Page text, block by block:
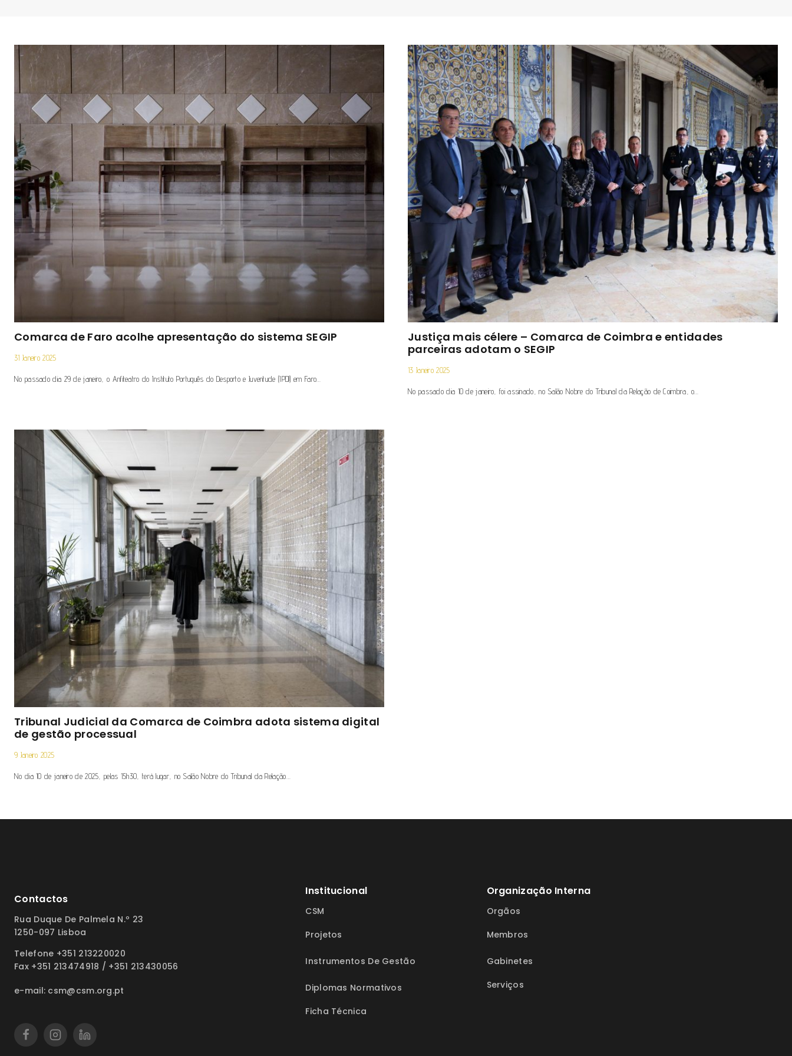
Comarca de Faro acolhe apresentação do sistema SEGIP
31 Janeiro 2025
No passado dia 29 de janeiro, o Anfiteatro do Instituto Português do Desporto e Juventude (IPDJ) em Faro…
Justiça mais célere – Comarca de Coimbra e entidades
parceiras adotam o SEGIP
13 Janeiro 2025
No passado dia 10 de janeiro, foi assinado, no Salão Nobre do Tribunal da Relação de Coimbra, o…
Tribunal Judicial da Comarca de Coimbra adota sistema digital
de gestão processual
9 Janeiro 2025
No dia 10 de janeiro de 2025, pelas 15h30, terá lugar, no Salão Nobre do Tribunal da Relação…
Contactos
Rua Duque De Palmela N.º 23
1250-097 Lisboa
Telefone +351 213220020
Fax +351 213474918 / +351 213430056
e-mail: csm@csm.org.pt
Institucional
CSM
Projetos
Instrumentos De Gestão
Diplomas Normativos
Ficha Técnica
Organização Interna
Orgãos
Membros
Gabinetes
Serviços